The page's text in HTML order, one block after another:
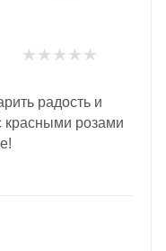
радость и
красными розами